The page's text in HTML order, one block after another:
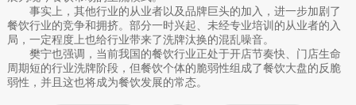
事实上，其他行业的从业者以及品牌巨头的加入，进一步加剧了
餐饮行业的竞争和拥挤。部分一时兴起、未经专业培训的从业者的入
局，一定程度上也给行业带来了洗牌汰换的混乱噪音。
樊宁也强调，当前我国的餐饮行业正处于开店节奏快、门店生命
周期短的行业洗牌阶段，但餐饮个体的脆弱性组成了餐饮大盘的反脆
弱性，并且这也将成为餐饮发展的常态。